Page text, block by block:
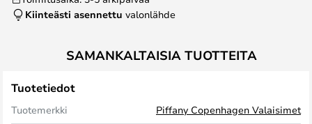
Kiinteästi asennettu valonlähde
SAMANKALTAISIA TUOTTEITA
Tuotetiedot
Tuotemerkki
Piffany Copenhagen Valaisimet